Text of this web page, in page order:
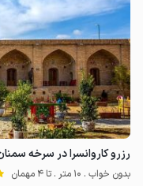
رزرو کاروانسرا در سرخه
بدون خواب . 10 متر . تا 4 مهمان